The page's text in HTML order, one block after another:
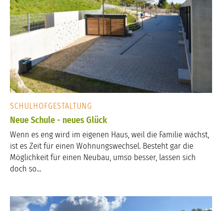
SCHULHOFGESTALTUNG
Neue Schule - neues Glück
Wenn es eng wird im eigenen Haus, weil die Familie wächst,
ist es Zeit für einen Wohnungswechsel. Besteht gar die
Möglichkeit für einen Neubau, umso besser, lassen sich
doch so...